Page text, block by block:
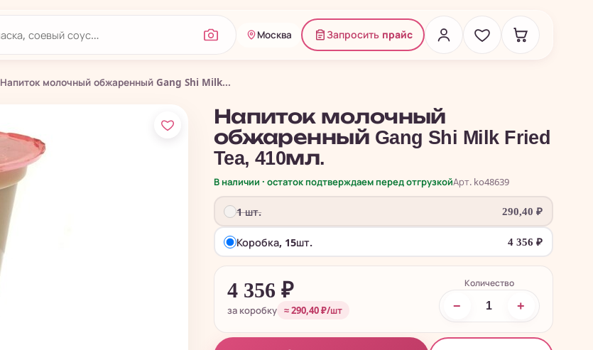
Москва Запросить прайс
Напиток молочный обжаренный Gang Shi Milk...
Напиток молочный
обжаренный Gang Shi Milk Fried
Tea, 410мл.
В наличии · остаток подтверждаем перед отгрузкойАрт. ko48639
1 шт. 290,40₽
Коробка, 15шт. 4 356₽
4 356 ₽
за коробку ≈ 290,40 ₽/шт
Количество
− +